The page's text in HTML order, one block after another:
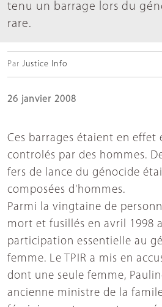
tenu un barrage lors du
rare.
Par Justice Info
26 janvier 2008
Ces barrages étaient en effet
controlés par des hommes.
fers de lance du génocide
composées d'hommes.
Parmi la vingtaine de
mort et fusillés en avril 1998
participation essentielle au
femme. Le TPIR a mis en
dont une seule femme,
ancienne ministre de la